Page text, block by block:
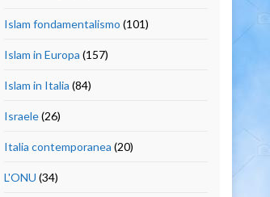
Islam fondamentalismo (101)
Islam in Europa (157)
Islam in Italia (84)
Israele(26)
Italia contemporanea (20)
L'ONU (34)